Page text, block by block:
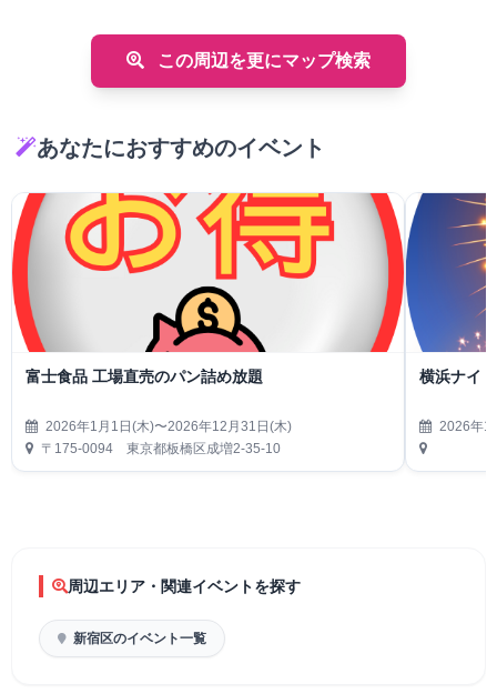
この周辺を更にマップ検索
あなたにおすすめのイベント
富士食品 工場直売のパン詰め放題
2026年1月1日(木)〜2026年12月31日(木)
〒175-0094 東京都板橋区成増2-35-10
横浜ナイ
2026年1
周辺エリア・関連イベントを探す
新宿区のイベント一覧